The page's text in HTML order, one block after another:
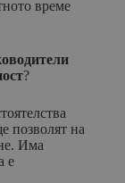
време
?
позволят на
Има
е